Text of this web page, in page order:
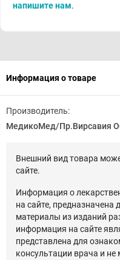
напишите нам.
Информация о товаре
Производитель:
МедикоМед/Пр.Вирсавия
Внешний вид товара
сайте.
Информация о
на сайте, предназначена
материалы из изданий
информация на сайте
представлена для
консультации врача и